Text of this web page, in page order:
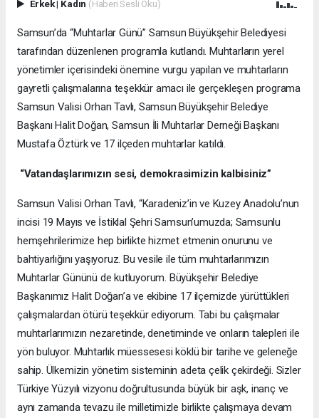
Erkek| Kadın (Haberi Sesli Oku)
Samsun’da “Muhtarlar Günü” Samsun Büyükşehir Belediyesi
tarafından düzenlenen programla kutlandı. Muhtarların yerel
yönetimler içerisindeki önemine vurgu yapılan ve muhtarların
gayretli çalışmalarına teşekkür amacı ile gerçekleşen programa
Samsun Valisi Orhan Tavlı, Samsun Büyükşehir Belediye
Başkanı Halit Doğan, Samsun İli Muhtarlar Derneği Başkanı
Mustafa Öztürk ve 17 ilçeden muhtarlar katıldı.
“Vatandaşlarımızın sesi, demokrasimizin kalbisiniz”
Samsun Valisi Orhan Tavlı, “Karadeniz’in ve Kuzey Anadolu’nun
incisi 19 Mayıs ve İstiklal Şehri Samsun’umuzda; Samsunlu
hemşehrilerimize hep birlikte hizmet etmenin onurunu ve
bahtiyarlığını yaşıyoruz. Bu vesile ile tüm muhtarlarımızın
Muhtarlar Gününü de kutluyorum. Büyükşehir Belediye
Başkanımız Halit Doğan’a ve ekibine 17 ilçemizde yürüttükleri
çalışmalardan ötürü teşekkür ediyorum. Tabi bu çalışmalar
muhtarlarımızın nezaretinde, denetiminde ve onların talepleri ile
yön buluyor. Muhtarlık müessesesi köklü bir tarihe ve geleneğe
sahip. Ülkemizin yönetim sisteminin adeta çelik çekirdeği. Sizler
Türkiye Yüzyılı vizyonu doğrultusunda büyük bir aşk, inanç ve
aynı zamanda tevazu ile milletimizle birlikte çalışmaya devam